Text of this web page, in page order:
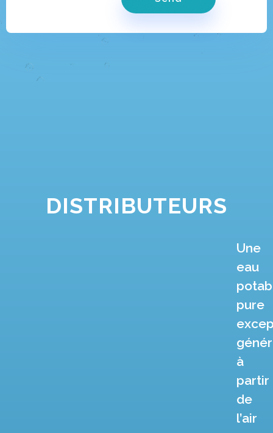
DISTRIBUTEURS
Une
eau
pure
à
partir
de
l’air